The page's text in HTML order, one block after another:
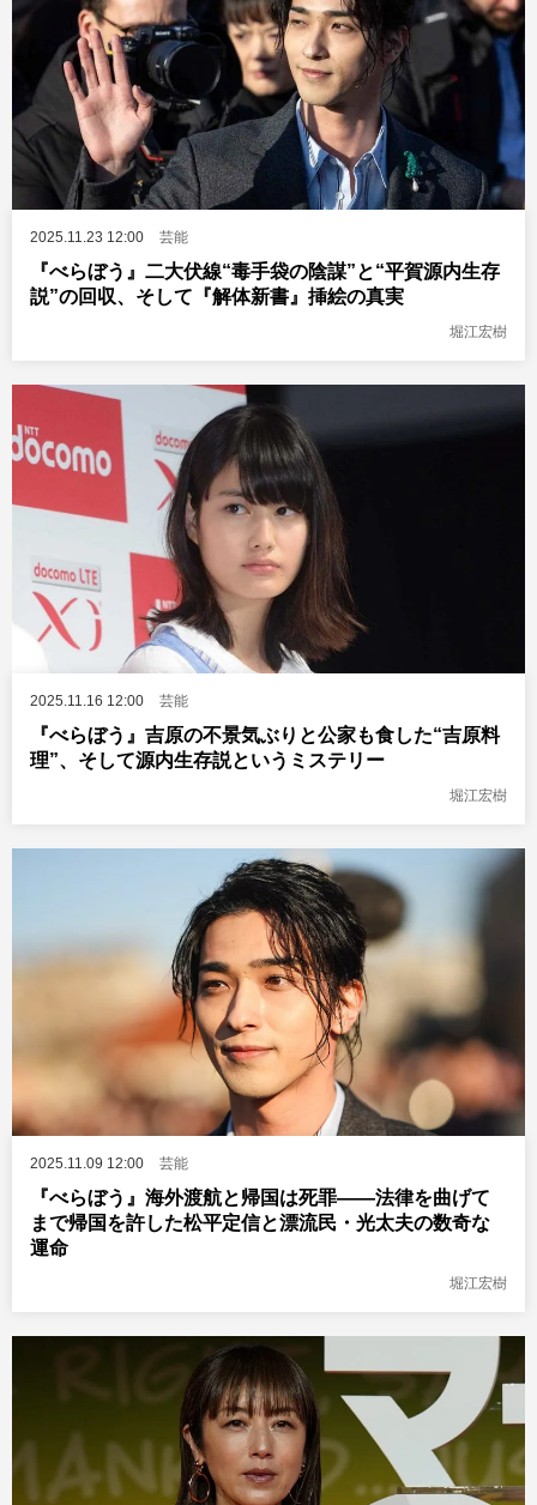
2025.11.23 12:00 芸能
『べらぼう』二大伏線“毒手袋の陰謀”と“平賀源内生存
説”の回収、そして『解体新書』挿絵の真実
堀江宏樹
2025.11.16 12:00 芸能
『べらぼう』吉原の不景気ぶりと公家も食した“吉原料
理”、そして源内生存説というミステリー
堀江宏樹
2025.11.09 12:00 芸能
『べらぼう』海外渡航と帰国は死罪――法律を曲げて
まで帰国を許した松平定信と漂流民・光太夫の数奇な
運命
堀江宏樹